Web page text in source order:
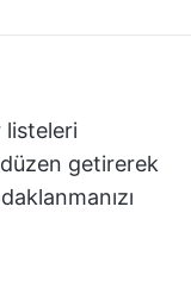
listeleri
getirerek